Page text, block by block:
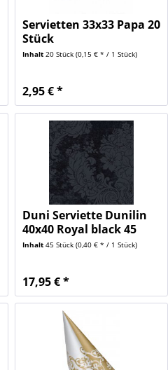
Servietten 33x33 Papa 20
Stück
Inhalt 20 Stück (0,15 € * / 1 Stück)
2,95 € *
Duni Serviette Dunilin
40x40 Royal black 45
Stück
Inhalt 45 Stück (0,40 € * / 1 Stück)
17,95 € *